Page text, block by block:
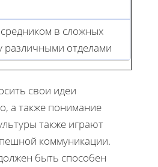
в сложных
различными отделами
свои идеи
а также понимание
также играют
коммуникации.
быть способен